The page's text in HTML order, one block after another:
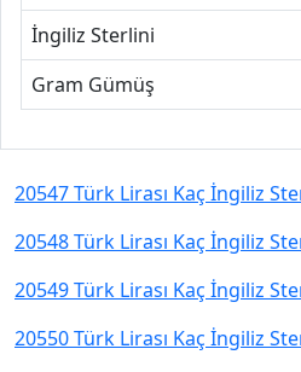
İngiliz Sterlini
Gram Gümüş
20547 Türk Lirası Kaç İngiliz
20548 Türk Lirası Kaç İngiliz
20549 Türk Lirası Kaç İngiliz
20550 Türk Lirası Kaç İngiliz